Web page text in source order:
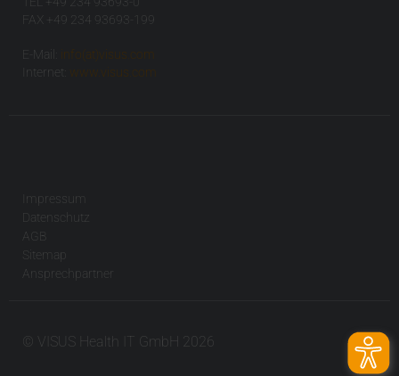
FAX +49 234 93693-199
E-Mail:
info(at)visus.com
Internet:
www.visus.com
Impressum
Datenschutz
AGB
Sitemap
Ansprechpartner
© VISUS Health IT GmbH 2026